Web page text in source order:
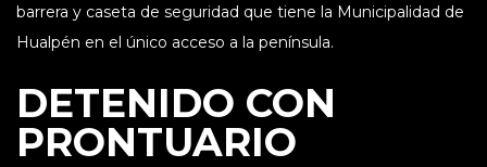
barrera y caseta de seguridad que tiene la Municipalidad de
Hualpén en el único acceso a la península.
DETENIDO CON
PRONTUARIO